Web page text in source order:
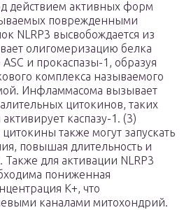
действием активных форм
поврежденными
NLRP3 высвобождается из
олигомеризацию белка
и прокаспазы-1, образуя
комплекса называемого
Инфламмасома вызывает
цитокинов, таких
каспазу-1. (3)
также могут запускать
повышая длительность и
Также для активации NLRP3
пониженная
K+, что
каналами митохондрий.